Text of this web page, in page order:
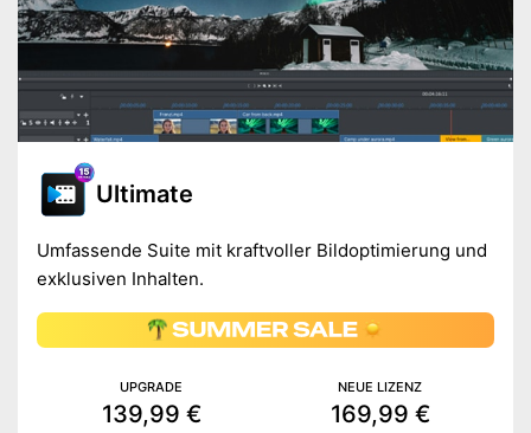
Ultimate
Umfassende Suite mit kraftvoller Bildoptimierung und
exklusiven Inhalten.
UPGRADE
139,99 €
NEUE LIZENZ
169,99 €